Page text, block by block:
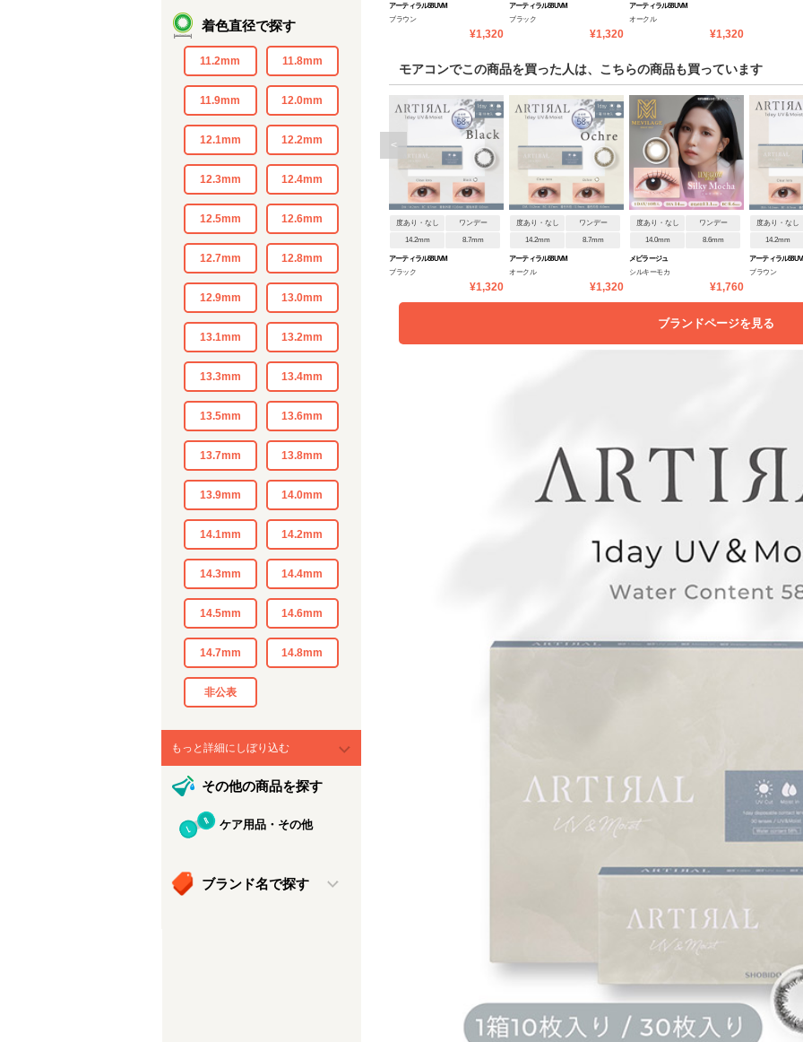
着色直径で探す
11.2mm 11.8mm
11.9mm 12.0mm
12.1mm 12.2mm
12.3mm 12.4mm
12.5mm 12.6mm
12.7mm 12.8mm
12.9mm 13.0mm
13.1mm 13.2mm
13.3mm 13.4mm
13.5mm 13.6mm
13.7mm 13.8mm
13.9mm 14.0mm
14.1mm 14.2mm
14.3mm 14.4mm
14.5mm 14.6mm
14.7mm 14.8mm
非公表
もっと詳細にしぼり込む
その他の商品を探す
ケア用品・その他
ブランド名で探す
アーティラル58UVM
ブラウン
¥1,320
アーティラル58UVM
ブラック
¥1,320
アーティラル58UVM
オークル
¥1,320
モアコンでこの商品を買った人は、こちらの商品も買っています
度あり・なし ワンデー
14.2mm 8.7mm
アーティラル58UVM
ブラック
¥1,320
度あり・なし ワンデー
14.2mm 8.7mm
アーティラル58UVM
オークル
¥1,320
度あり・なし ワンデー
14.0mm 8.6mm
メビラージュ
シルキーモカ
¥1,760
度あり・なし
14.2mm
アーティラル
ブラウン
<
ブランドページを見る